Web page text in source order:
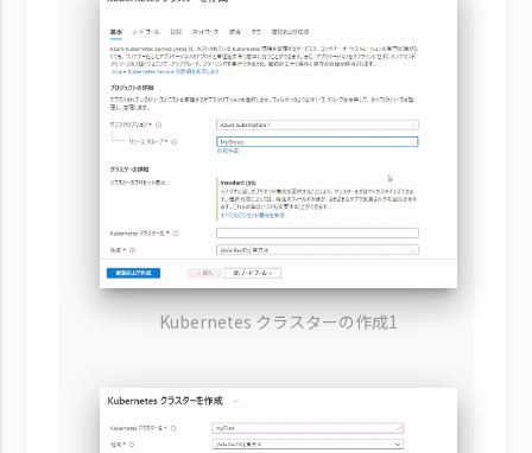
Kubernetes クラスターの作成1